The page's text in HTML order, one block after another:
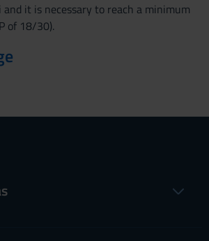
it is necessary to reach a minimum
of 18/30).